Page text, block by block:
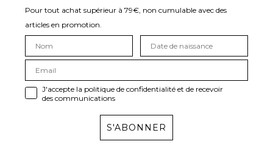
Pour tout achat supérieur à 79€, non cumulable avec des
articles en promotion.
J'accepte la politique de confidentialité et de recevoir
des communications
S'ABONNER